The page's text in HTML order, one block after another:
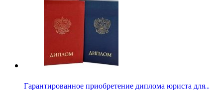
Гарантированное приобретение диплома юриста для…